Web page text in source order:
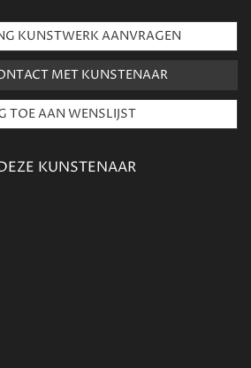
KUNSTWERK AANVRAGEN
MET KUNSTENAAR
KUNSTENAAR